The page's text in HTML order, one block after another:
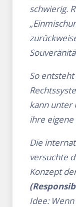
schwierig.
So entsteht
kann unter
ihre
Die
versuchte
Konzept
Idee: